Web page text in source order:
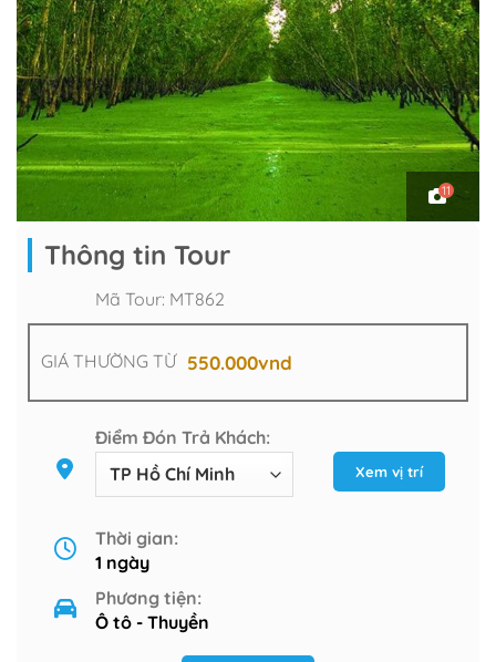
11
Thông tin Tour
Mã Tour: MT862
GIÁ THƯỜNG TỪ 550.000vnd
Điểm Đón Trả Khách:
Xem vị trí
Thời gian:
1 ngày
Phương tiện:
Ô tô - Thuyền